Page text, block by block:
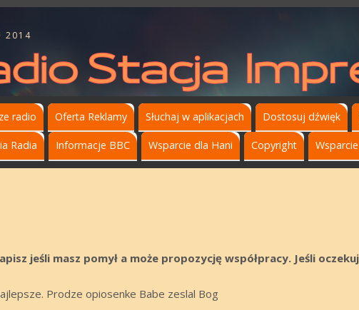
2014
radio Oferta Reklamy Słuchaj w aplikacjach Dostosuj dźwięk
Radia Informacje BBC Wsparcie dla Hani Copyright
jeśli masz pomył a może propozycję współpracy. Jeśli
Prodze opiosenke Babe zeslal Bog